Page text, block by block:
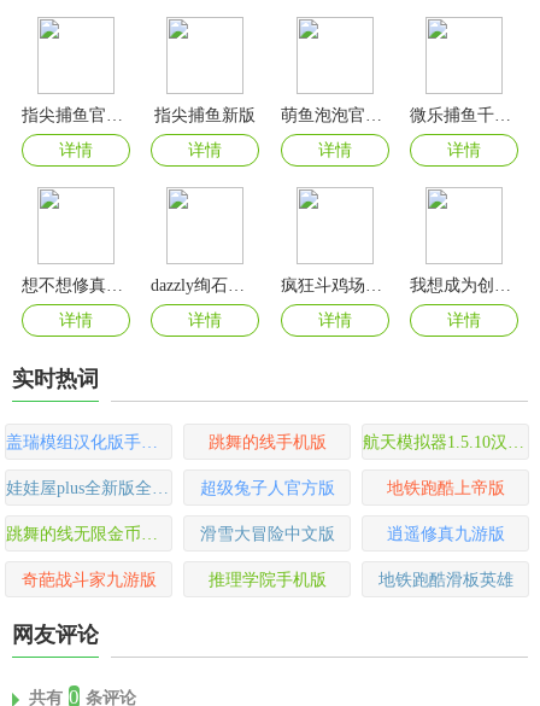
详情
指尖捕鱼新版
详情
详情
详情
想不想修真手游
详情
dazzly绚石工坊游戏
详情
疯狂斗鸡场游戏最新版
详情
我想成为创造者手机版
详情
实时热词
盖瑞模组汉化版手机版 跳舞的线手机版 航天模拟器1.5.10汉化版
娃娃屋plus全新版全部解锁版 超级兔子人官方版 地铁跑酷上帝版
跳舞的线无限金币钻石版 滑雪大冒险中文版 逍遥修真九游版
奇葩战斗家九游版 推理学院手机版 地铁跑酷滑板英雄
网友评论
共有 0 条评论